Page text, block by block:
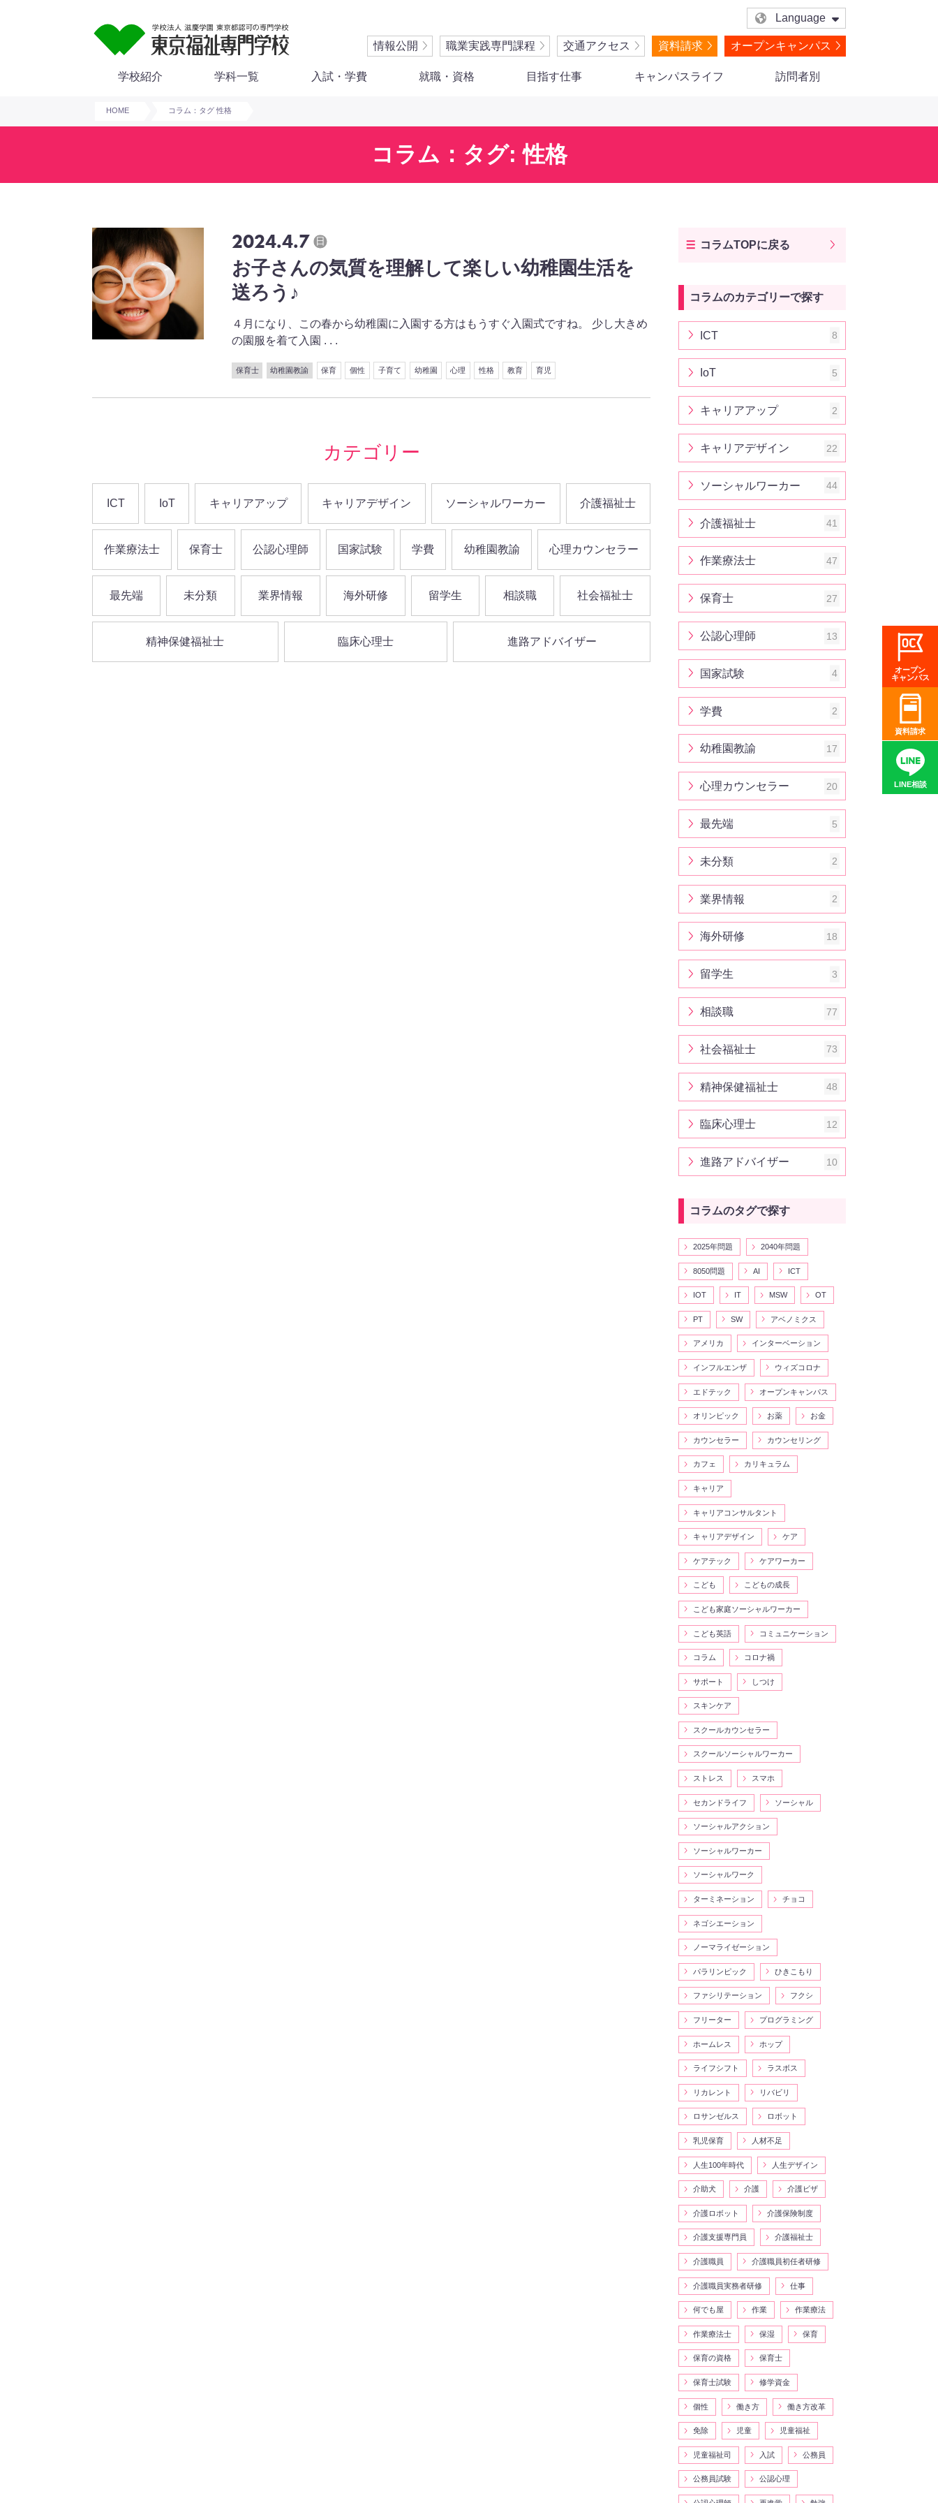
Language
情報公開 職業実践専門課程 交通アクセス 資料請求 オープンキャンパス
学校紹介 学科一覧 入試・学費 就職・資格 目指す仕事 キャンパスライフ 訪問者別
オープン
キャンパス
資料請求
LINE相談
HOME コラム：タグ 性格
コラム：タグ: 性格
2024.4.7 日
お子さんの気質を理解して楽しい幼稚園生活を
送ろう♪
４月になり、この春から幼稚園に入園する方はもうすぐ入園式ですね。 少し大きめ
の園服を着て入園 . . .
保育士 幼稚園教諭 保育 個性 子育て 幼稚園 心理 性格 教育 育児
カテゴリー
ICT IoT キャリアアップ キャリアデザイン ソーシャルワーカー 介護福祉士
作業療法士 保育士 公認心理師 国家試験 学費 幼稚園教諭 心理カウンセラー
最先端 未分類 業界情報 海外研修 留学生 相談職 社会福祉士
精神保健福祉士 臨床心理士 進路アドバイザー
コラムTOPに戻る
コラムのカテゴリーで探す
ICT 8
IoT 5
キャリアアップ 2
キャリアデザイン 22
ソーシャルワーカー 44
介護福祉士 41
作業療法士 47
保育士 27
公認心理師 13
国家試験 4
学費 2
幼稚園教諭 17
心理カウンセラー 20
最先端 5
未分類 2
業界情報 2
海外研修 18
留学生 3
相談職 77
社会福祉士 73
精神保健福祉士 48
臨床心理士 12
進路アドバイザー 10
コラムのタグで探す
2025年問題 2040年問題
8050問題 AI ICT
IOT IT MSW OT
PT SW アベノミクス
アメリカ インターベーション
インフルエンザ ウィズコロナ
エドテック オープンキャンパス
オリンピック お薬 お金
カウンセラー カウンセリング
カフェ カリキュラム
キャリア
キャリアコンサルタント
キャリアデザイン ケア
ケアテック ケアワーカー
こども こどもの成長
こども家庭ソーシャルワーカー
こども英語 コミュニケーション
コラム コロナ禍
サポート しつけ
スキンケア
スクールカウンセラー
スクールソーシャルワーカー
ストレス スマホ
セカンドライフ ソーシャル
ソーシャルアクション
ソーシャルワーカー
ソーシャルワーク
ターミネーション チョコ
ネゴシエーション
ノーマライゼーション
パラリンピック ひきこもり
ファシリテーション フクシ
フリーター プログラミング
ホームレス ホップ
ライフシフト ラスボス
リカレント リバビリ
ロサンゼルス ロボット
乳児保育 人材不足
人生100年時代 人生デザイン
介助犬 介護 介護ビザ
介護ロボット 介護保険制度
介護支援専門員 介護福祉士
介護職員 介護職員初任者研修
介護職員実務者研修 仕事
何でも屋 作業 作業療法
作業療法士 保湿 保育
保育の資格 保育士
保育士試験 修学資金
個性 働き方 働き方改革
免除 児童 児童福祉
児童福祉司 入試 公務員
公務員試験 公認心理